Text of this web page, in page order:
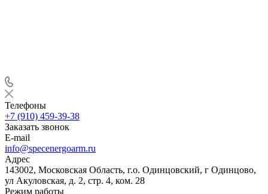
Телефоны
+7 (910) 459-39-38
Заказать звонок
E-mail
info@specenergoarm.ru
Адрес
143002, Московская Область, г.о. Одинцовский, г Одинцово,
ул Акуловская, д. 2, стр. 4, ком. 28
Режим работы